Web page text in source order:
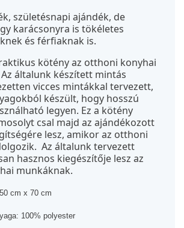
születésnapi ajándék, de
karácsonyra is tökéletes
és férfiaknak is.
kötény az otthoni konyhai
Az általunk készített mintás
vicces mintákkal tervezett,
készült, hogy hosszú
legyen. Ez a kötény
csal majd az ajándékozott
lesz, amikor az otthoni
Az általunk tervezett
hasznos kiegészítője lesz az
munkáknak.
cm x 70 cm
100% polyester